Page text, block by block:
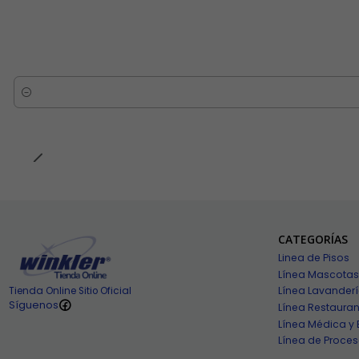
Cantidad
Tienda Online Sitio Oficial
Síguenos
CATEGORÍAS
Linea de Pisos
Línea Mascotas
Línea
Línea
Línea Médica y
Línea de